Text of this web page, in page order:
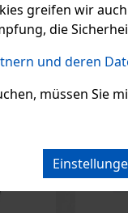
greifen wir
die
und deren
müssen Sie